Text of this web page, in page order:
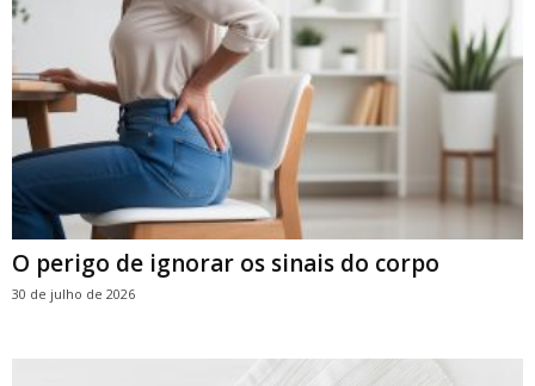
O perigo de ignorar os sinais do corpo
30 de julho de 2026